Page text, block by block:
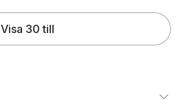
Visa 30 till